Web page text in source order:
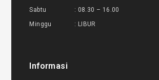
Sabtu : 08.30 – 16.00
Minggu : LIBUR
Informasi